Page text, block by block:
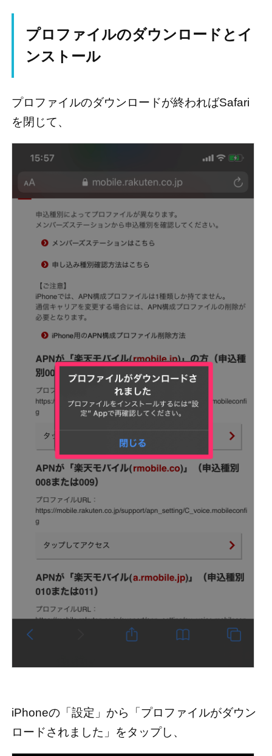
プロファイルのダウンロードとイ
ンストール
プロファイルのダウンロードが終わればSafari
を閉じて、
iPhoneの「設定」から「プロファイルがダウン
ロードされました」をタップし、